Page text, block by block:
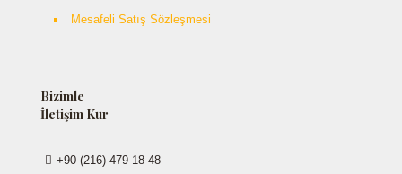
Mesafeli Satış Sözleşmesi
Bizimle
İletişim Kur
+90 (216) 479 18 48